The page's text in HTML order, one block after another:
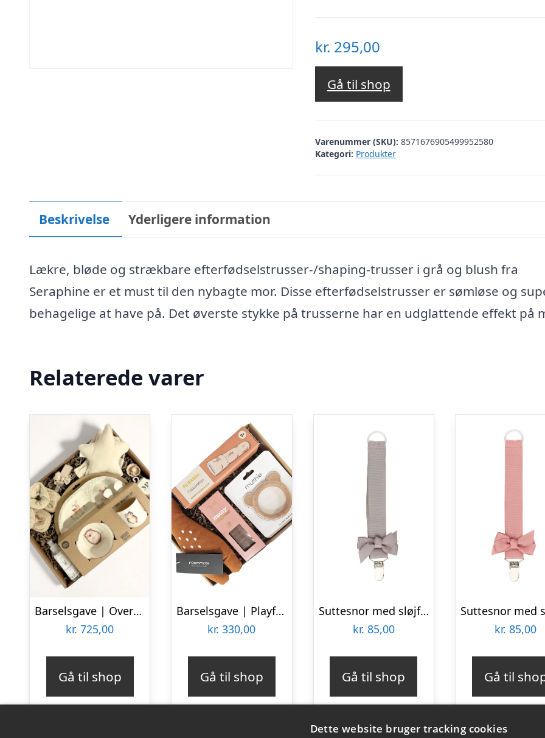
kr. 295,00
Gå til shop
Varenummer (SKU): 8571676905499952580
Kategori: Produkter
Beskrivelse Yderligere information
Lækre, bløde og strækbare efterfødselstrusser-/shaping-trusser i grå og blush fra
Seraphine er et must til den nybagte mor. Disse efterfødselstrusser er sømløse og
behagelige at have på. Det øverste stykke på trusserne har en udglattende effekt på
Relaterede varer
Barselsgave | Overdådig luksus-kurv i natur
kr. 725,00
Gå til shop
Barselsgave | Playfull Learning
kr. 330,00
Gå til shop
Suttesnor med sløjfe, grå – By Stær
kr. 85,00
Gå til shop
kr. 85,00
Gå til
Dette website bruger tracking cookies